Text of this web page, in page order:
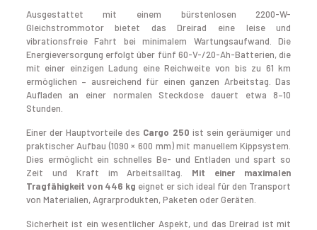
Ausgestattet mit einem bürstenlosen 2200-W-
Gleichstrommotor bietet das Dreirad eine leise und
vibrationsfreie Fahrt bei minimalem Wartungsaufwand. Die
Energieversorgung erfolgt über fünf 60-V-/20-Ah-Batterien, die
mit einer einzigen Ladung eine Reichweite von bis zu 61 km
ermöglichen – ausreichend für einen ganzen Arbeitstag. Das
Aufladen an einer normalen Steckdose dauert etwa 8–10
Stunden.
Einer der Hauptvorteile des Cargo 250 ist sein geräumiger und
praktischer Aufbau (1090 × 600 mm) mit manuellem Kippsystem.
Dies ermöglicht ein schnelles Be- und Entladen und spart so
Zeit und Kraft im Arbeitsalltag. Mit einer maximalen
Tragfähigkeit von 446 kg eignet er sich ideal für den Transport
von Materialien, Agrarprodukten, Paketen oder Geräten.
Sicherheit ist ein wesentlicher Aspekt, und das Dreirad ist mit